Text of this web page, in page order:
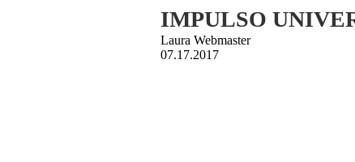
IMPULSO
Laura Webmaster
07.17.2017